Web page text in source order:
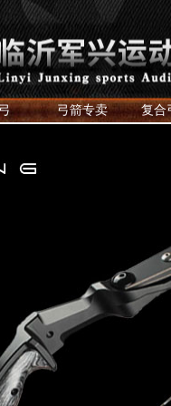
弓箭专卖 复合